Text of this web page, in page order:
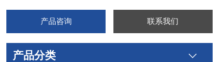
产品咨询 联系我们
产品分类